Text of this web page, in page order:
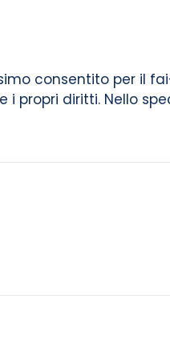
consentito per il
i propri diritti. Nello